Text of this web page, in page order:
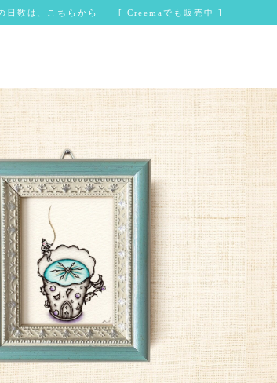
日数は、こちらから [ Creemaでも販売中 ]